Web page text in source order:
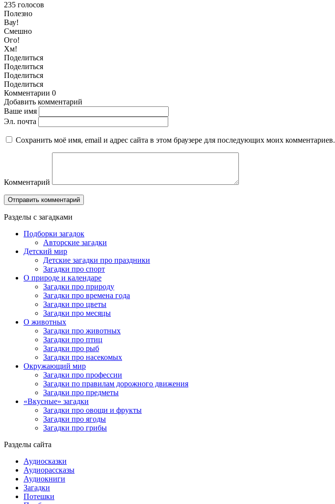
235 голосов
Полезно
Вау!
Смешно
Ого!
Хм!
Поделиться
Поделиться
Поделиться
Поделиться
Комментарии 0
Добавить комментарий
Ваше имя
Эл. почта
Сохранить моё имя, email и адрес сайта в этом браузере для последующих моих комментариев.
Комментарий
Разделы с загадками
Подборки загадок
Авторские загадки
Детский мир
Детские загадки про праздники
Загадки про спорт
О природе и календаре
Загадки про природу
Загадки про времена года
Загадки про цветы
Загадки про месяцы
О животных
Загадки про животных
Загадки про птиц
Загадки про рыб
Загадки про насекомых
Окружающий мир
Загадки про профессии
Загадки по правилам дорожного движения
Загадки про предметы
«Вкусные» загадки
Загадки про овощи и фрукты
Загадки про ягоды
Загадки про грибы
Разделы сайта
Аудиосказки
Аудиорассказы
Аудиокниги
Загадки
Потешки